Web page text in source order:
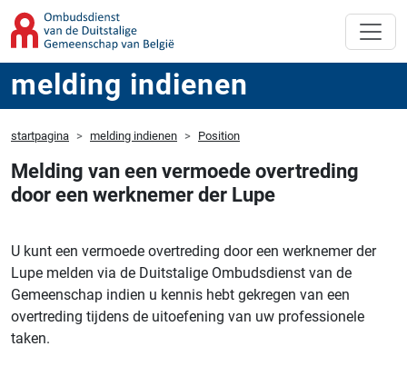
melding indienen
startpagina melding indienen Position
Melding van een vermoede overtreding
door een werknemer der Lupe
U kunt een vermoede overtreding door een werknemer der
Lupe melden via de Duitstalige Ombudsdienst van de
Gemeenschap indien u kennis hebt gekregen van een
overtreding tijdens de uitoefening van uw professionele
taken.